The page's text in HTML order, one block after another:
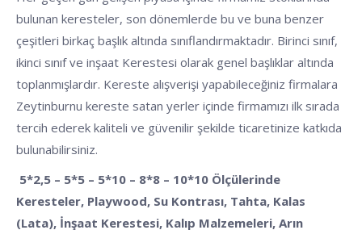
bulunan keresteler, son dönemlerde bu ve buna benzer
çeşitleri birkaç başlık altında sınıflandırmaktadır. Birinci sınıf,
ikinci sınıf ve inşaat Kerestesi olarak genel başlıklar altında
toplanmışlardır. Kereste alışverişi yapabileceğiniz firmalara
Zeytinburnu kereste satan yerler içinde firmamızı ilk sırada
tercih ederek kaliteli ve güvenilir şekilde ticaretinize katkıda
bulunabilirsiniz.
5*2,5 – 5*5 – 5*10 – 8*8 – 10*10 Ölçülerinde
Keresteler, Playwood, Su Kontrası, Tahta, Kalas
(Lata), İnşaat Kerestesi, Kalıp Malzemeleri, Arın